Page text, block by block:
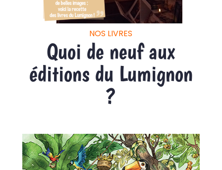
NOS LIVRES
Quoi de neuf aux
éditions du Lumignon
?